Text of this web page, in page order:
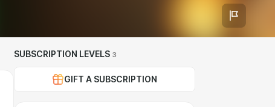
SUBSCRIPTION LEVELS 3
GIFT A SUBSCRIPTION